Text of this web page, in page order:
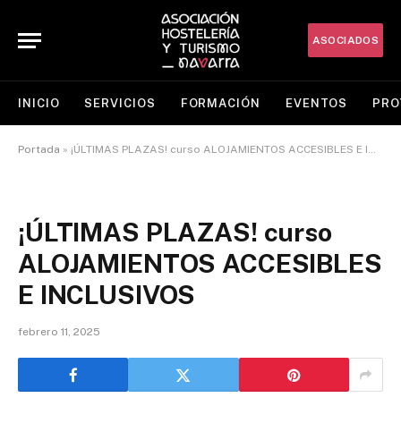
ASOCIADOS
INICIO SERVICIOS FORMACIÓN EVENTOS
Portada » ¡ÚLTIMAS PLAZAS! curso ALOJAMIENTOS ACCESIBLES E INCLUSIVOS
¡ÚLTIMAS PLAZAS! curso
ALOJAMIENTOS ACCESIBLES
E INCLUSIVOS
febrero 11, 2025